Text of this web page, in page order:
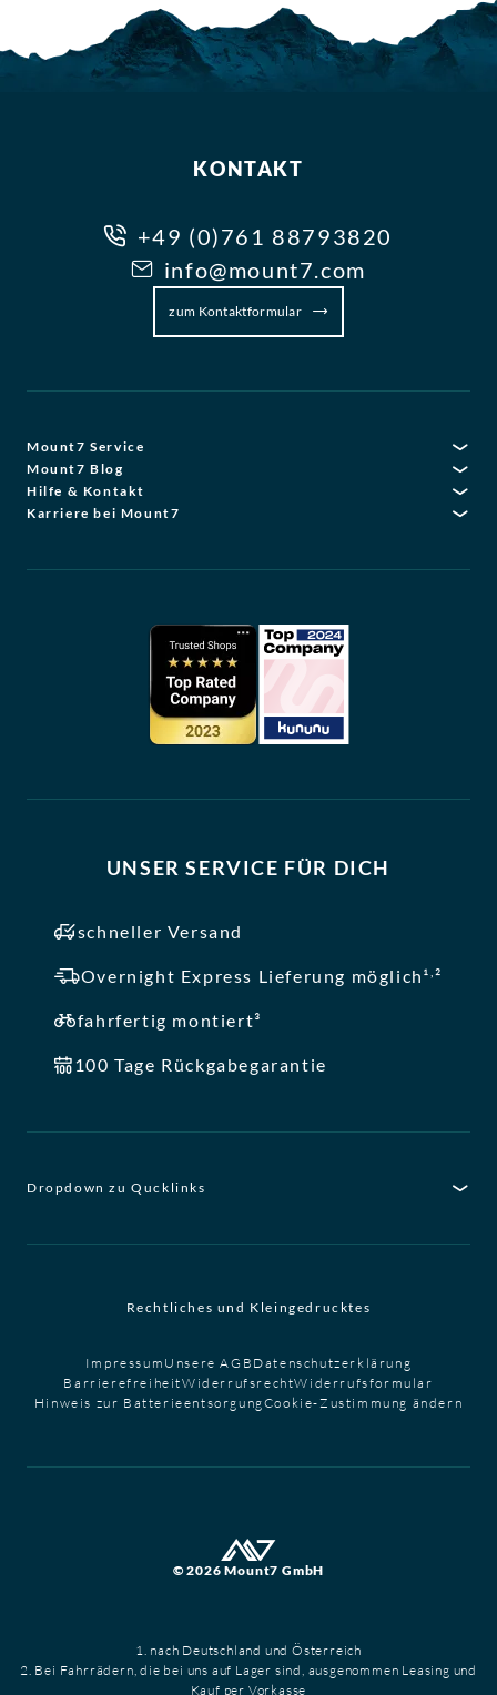
KONTAKT
+49 (0)761 88793820
info@mount7.com
zum Kontaktformular
Mount7 Service
Mount7 Blog
Hilfe & Kontakt
Karriere bei Mount7
UNSER SERVICE FÜR DICH
schneller Versand
Overnight Express Lieferung möglich¹,²
fahrfertig montiert³
100 Tage Rückgabegarantie
Dropdown zu Qucklinks
Rechtliches und Kleingedrucktes
Impressum Unsere AGB Datenschutzerklärung
BarrierefreiheitWiderrufsrechtWiderrufsformular
Hinweis zur BatterieentsorgungCookie-Zustimmung ändern
© 2026 Mount7 GmbH
1. nach Deutschland und Österreich
2. Bei Fahrrädern, die bei uns auf Lager sind, ausgenommen Leasing und
Kauf per Vorkasse